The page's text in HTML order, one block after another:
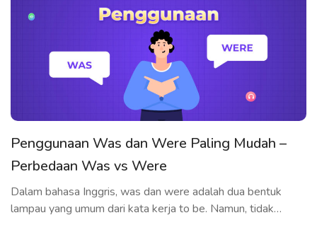
Penggunaan Was dan Were Paling Mudah –
Perbedaan Was vs Were
Dalam bahasa Inggris, was dan were adalah dua bentuk
lampau yang umum dari kata kerja to be. Namun, tidak